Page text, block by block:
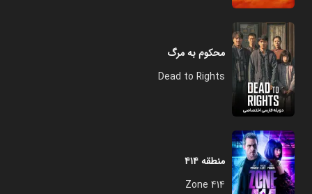
محکوم به مرگ
Dead to Rights
منطقه ۴۱۴
Zone 414